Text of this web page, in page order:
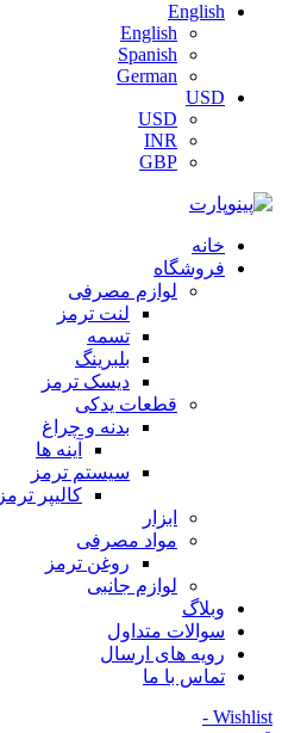
English
English
Spanish
German
USD
USD
INR
GBP
خانه
فروشگاه
لوازم مصرفی
لنت ترمز
تسمه
بلبرینگ
دیسک ترمز
قطعات یدکی
بدنه و چراغ
آینه ها
سیستم ترمز
کالیپر ترمز
ابزار
مواد مصرفی
روغن ترمز
لوازم جانبی
وبلاگ
سوالات متداول
رویه های ارسال
تماس با ما
Wishlist -